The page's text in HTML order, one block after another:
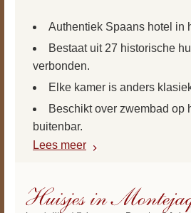
Authentiek Spaans hotel in
Bestaat uit 27 historische
verbonden.
Elke kamer is anders
Beschikt over zwembad op
buitenbar.
Lees meer